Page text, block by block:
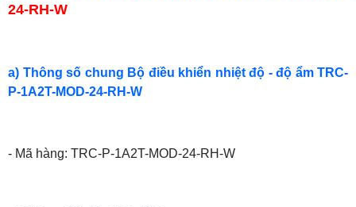
24-RH-W
a) Thông số chung Bộ điều khiển nhiệt độ - độ ẩm TRC-
P-1A2T-MOD-24-RH-W
- Mã hàng: TRC-P-1A2T-MOD-24-RH-W